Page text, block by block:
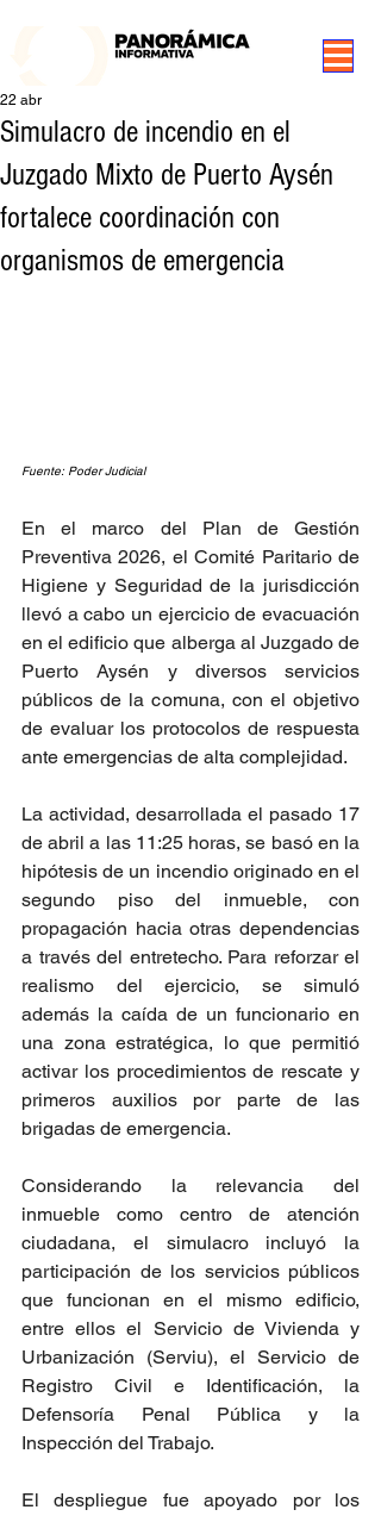
Simulacro de incendio en el
Juzgado Mixto de Puerto Aysén
fortalece coordinación con
organismos de emergencia
22 abr
Fuente: Poder Judicial
En el marco del Plan de Gestión
Preventiva 2026, el Comité Paritario de
Higiene y Seguridad de la jurisdicción
llevó a cabo un ejercicio de evacuación
en el edificio que alberga al Juzgado de
Puerto Aysén y diversos servicios
públicos de la comuna, con el objetivo
de evaluar los protocolos de respuesta
ante emergencias de alta complejidad.
La actividad, desarrollada el pasado 17
de abril a las 11:25 horas, se basó en la
hipótesis de un incendio originado en el
segundo piso del inmueble, con
propagación hacia otras dependencias
a través del entretecho. Para reforzar el
realismo del ejercicio, se simuló
además la caída de un funcionario en
una zona estratégica, lo que permitió
activar los procedimientos de rescate y
primeros auxilios por parte de las
brigadas de emergencia.
Considerando la relevancia del
inmueble como centro de atención
ciudadana, el simulacro incluyó la
participación de los servicios públicos
que funcionan en el mismo edificio,
entre ellos el Servicio de Vivienda y
Urbanización (Serviu), el Servicio de
Registro Civil e Identificación, la
Defensoría Penal Pública y la
Inspección del Trabajo.
El despliegue fue apoyado por los